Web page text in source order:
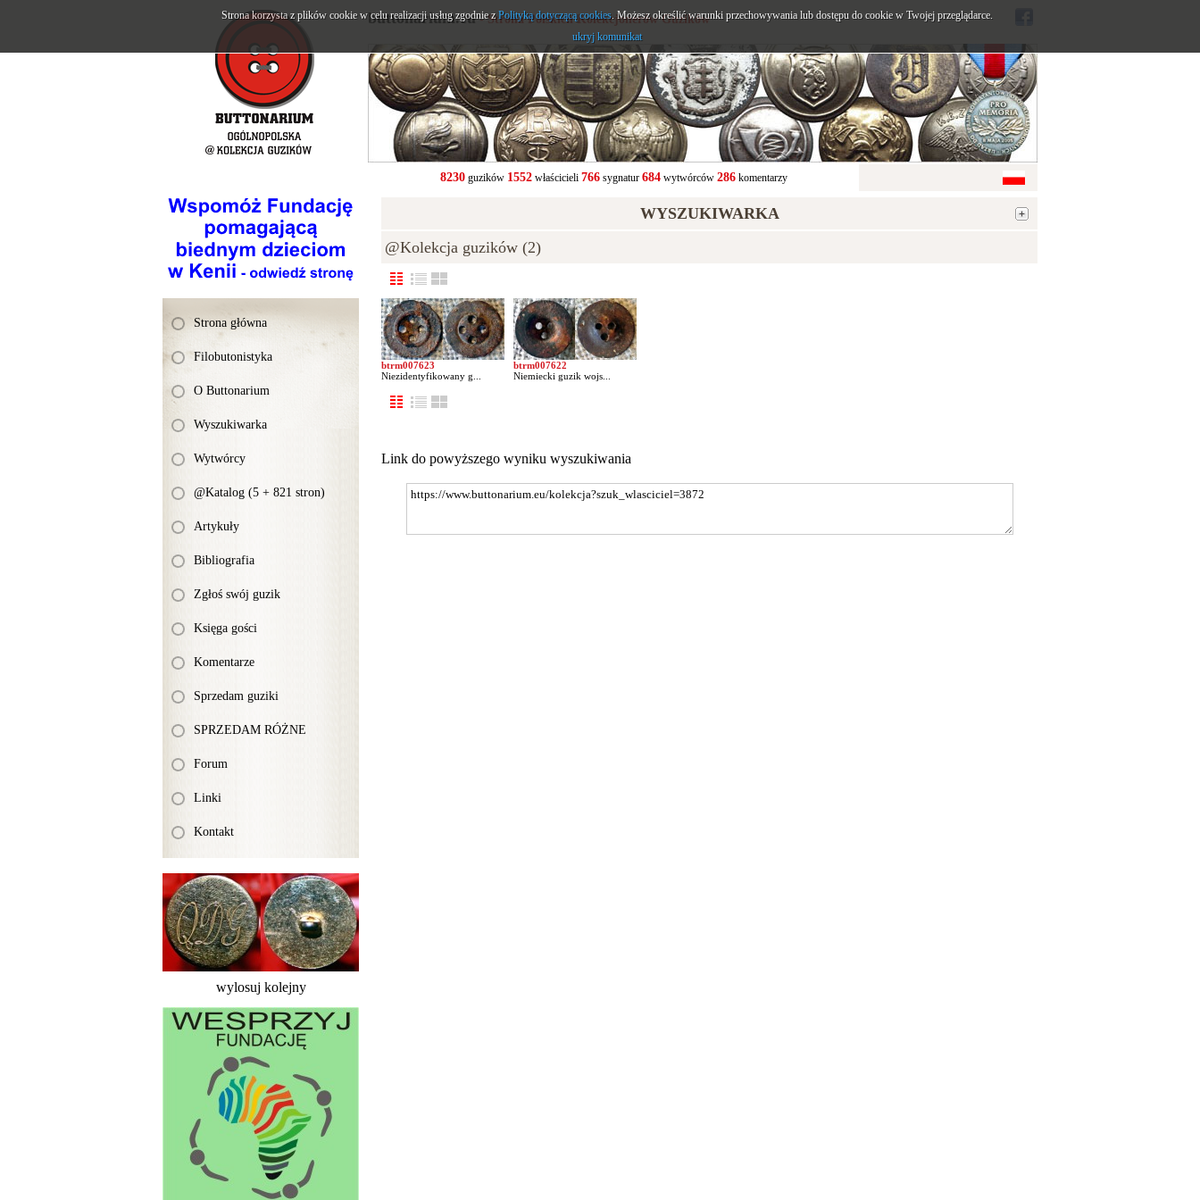
Strona główna
Filobutonistyka
O Buttonarium
Wyszukiwarka
Wytwórcy
@Katalog (5 + 821 stron)
Artykuły
Bibliografia
Zgłoś swój guzik
Księga gości
Komentarze
Sprzedam guziki
SPRZEDAM RÓŻNE
Forum
Linki
Kontakt
wylosuj kolejny
buttonarium.eu- Strona Polskich Kolekcjonerów Guzików
8230guzików 1552właścicieli 766sygnatur 684wytwórców 286komentarzy
WYSZUKIWARKA
@Kolekcja guzików (2)
btrm007623
Niezidentyfikowany g...
btrm007622
Niemiecki guzik wojs...
Link do powyższego wyniku wyszukiwania
Strona korzysta z plików cookie w celu realizacji usług zgodnie zPolityką dotyczącą cookies. Możesz określić warunki przechowywania lub dostępu do cookie w Twojej przeglądarce.
ukryj komunikat